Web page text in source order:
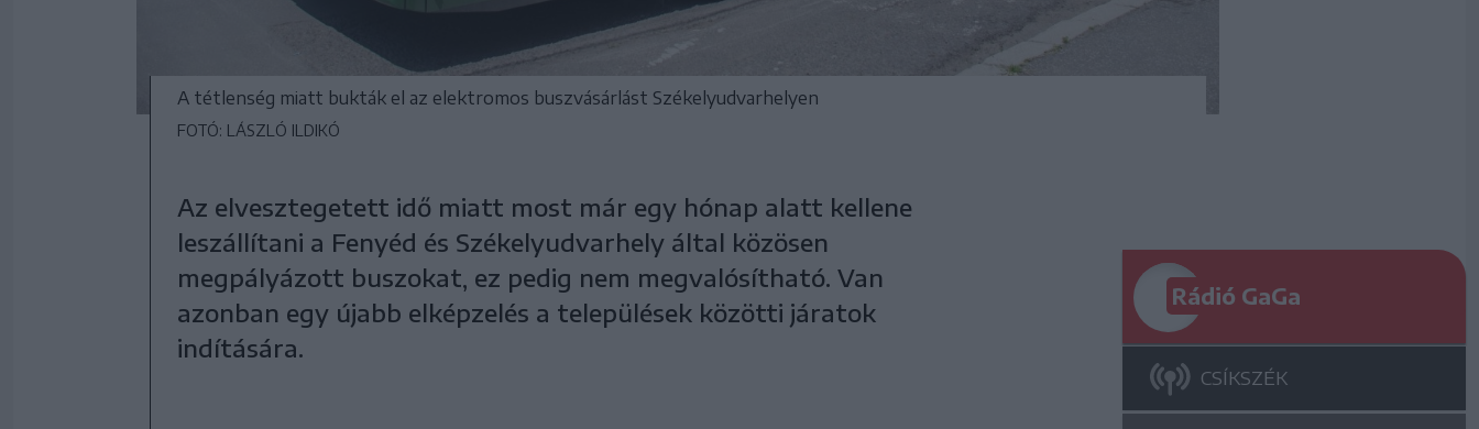
A tétlenség miatt bukták el az elektromos buszvásárlást Székelyudvarhelyen
FOTÓ: LÁSZLÓ ILDIKÓ
Az elvesztegetett idő miatt most már egy hónap alatt kellene
leszállítani a Fenyéd és Székelyudvarhely által közösen
megpályázott buszokat, ez pedig nem megvalósítható. Van
azonban egy újabb elképzelés a települések közötti járatok
indítására.
Rádió GaGa
CSÍKSZÉK